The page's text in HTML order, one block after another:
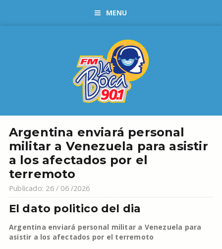
MENU
Argentina enviará personal
militar a Venezuela para asistir
a los afectados por el
terremoto
Publicado: 26 / 06 /2026
El dato politico del dia
Argentina enviará personal militar a Venezuela para
asistir a los afectados por el terremoto